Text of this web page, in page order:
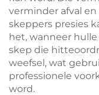
verminder afval en
skeppers presies
het, wanneer
skep die
weefsel, wat
professionele
word.